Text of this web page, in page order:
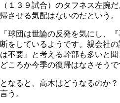
（１３９試合）のタフネス左腕
帰させる気配はないのだという。
「球団は世論の反発を気にし、
断をしているようです。親会社
は不要』と考える幹部も多いと
どころか今季の復帰はなさそう
となると、高木はどうなるのか
言う。